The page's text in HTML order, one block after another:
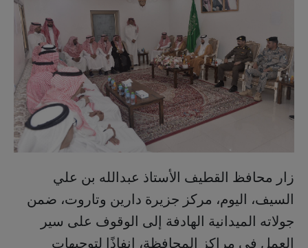
زار محافظ القطيف الأستاذ عبدالله بن علي
السيف، اليوم، مركز جزيرة دارين وتاروت، ضمن
جولاته الميدانية الهادفة إلى الوقوف على سير
العمل في مراكز المحافظة، إنفاذًا لتوجيهات